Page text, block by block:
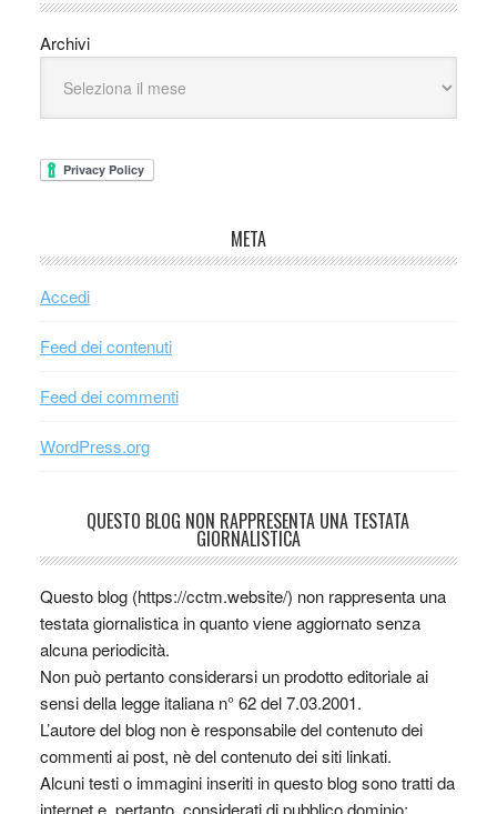
Archivi
META
Accedi
Feed dei contenuti
Feed dei commenti
WordPress.org
QUESTO BLOG NON RAPPRESENTA UNA TESTATA
GIORNALISTICA
Questo blog (https://cctm.website/) non rappresenta una
testata giornalistica in quanto viene aggiornato senza
alcuna periodicità.
Non può pertanto considerarsi un prodotto editoriale ai
sensi della legge italiana n° 62 del 7.03.2001.
L’autore del blog non è responsabile del contenuto dei
commenti ai post, nè del contenuto dei siti linkati.
Alcuni testi o immagini inseriti in questo blog sono tratti da
internet e, pertanto, considerati di pubblico dominio;